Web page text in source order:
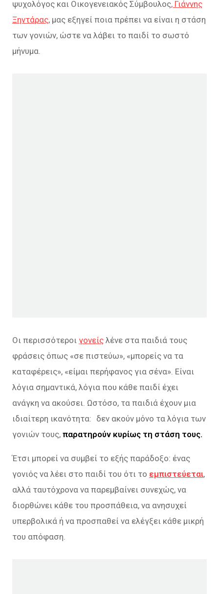
ψυχολόγος και Οικογενειακός Σύμβουλος, Γιάννης
Ξηντάρας, μας εξηγεί ποια πρέπει να είναι η στάση
των γονιών, ώστε να λάβει το παιδί το σωστό
μήνυμα.
Οι περισσότεροι γονείς λένε στα παιδιά τους
φράσεις όπως «σε πιστεύω», «μπορείς να τα
καταφέρεις», «είμαι περήφανος για σένα». Είναι
λόγια σημαντικά, λόγια που κάθε παιδί έχει
ανάγκη να ακούσει. Ωστόσο, τα παιδιά έχουν μια
ιδιαίτερη ικανότητα: δεν ακούν μόνο τα λόγια των
γονιών τους, παρατηρούν κυρίως τη στάση τους.
Έτσι μπορεί να συμβεί το εξής παράδοξο: ένας
γονιός να λέει στο παιδί του ότι το εμπιστεύεται,
αλλά ταυτόχρονα να παρεμβαίνει συνεχώς, να
διορθώνει κάθε του προσπάθεια, να ανησυχεί
υπερβολικά ή να προσπαθεί να ελέγξει κάθε μικρή
του απόφαση.